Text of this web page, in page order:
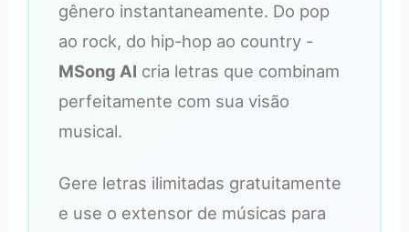
gênero instantaneamente. Do pop
ao rock, do hip-hop ao country -
MSong AI cria letras que combinam
perfeitamente com sua visão
musical.
Gere letras ilimitadas gratuitamente
e use o extensor de músicas para